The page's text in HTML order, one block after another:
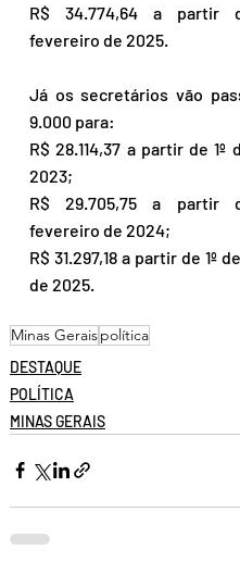
R$ 34.774,64 a partir
fevereiro de 2025.
Já os secretários vão
9.000 para:
R$ 28.114,37 a partir de 1º
2023;
R$ 29.705,75 a partir
fevereiro de 2024;
R$ 31.297,18 a partir de 1º
de 2025.
Minas Geraispolítica
DESTAQUE
POLÍTICA
MINAS GERAIS